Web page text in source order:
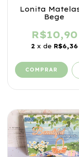
Lonita
Bege
R$10,90
2 x de R$6,36